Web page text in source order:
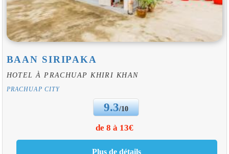
BAAN SIRIPAKA
HOTEL À PRACHUAP KHIRI KHAN
PRACHUAP CITY
9.3/10
de 8 à 13€